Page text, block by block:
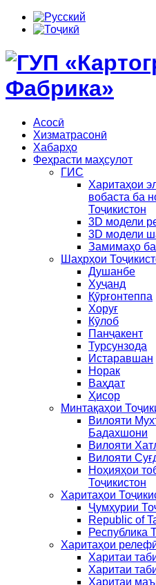
Асосӣ
Хизматрасонӣ
Хабарҳо
Феҳрасти маҳсулот
ГИС
Харитаҳои
вобаста ба
Тоҷикистон
3D модели
3D модели
Замимаҳо
Шаҳрҳои
Душанбе
Хуҷанд
Қӯрғонтеппа
Хоруғ
Кӯлоб
Панҷакент
Турсунзода
Истаравшан
Норак
Ваҳдат
Ҳисор
Минтақаҳои
Вилояти
Бадахшони
Вилояти
Вилояти
Ноҳияҳои
Тоҷикистон
Харитаҳои
Ҷумҳурии
Republic of
Республика
Харитаҳои
Харитаи
Харитаи
Харитаи